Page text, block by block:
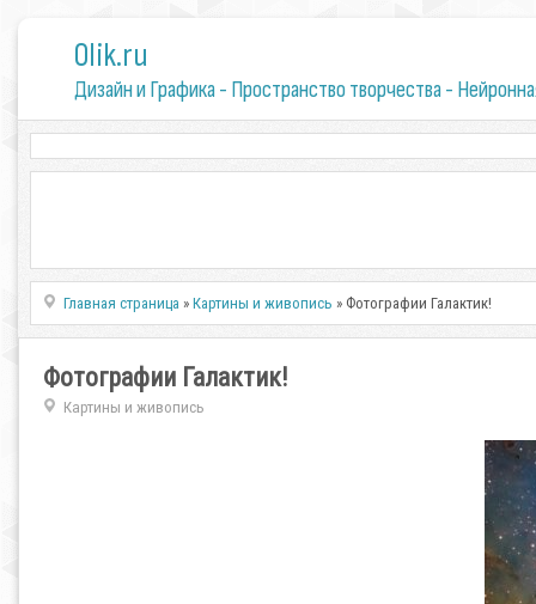
0lik.ru
Дизайн и Графика - Пространство творчества -
Главная страница »Картины и живопись » Фотографии Галактик!
Фотографии Галактик!
Картины и живопись